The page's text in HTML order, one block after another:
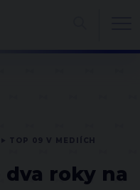
dva roky na